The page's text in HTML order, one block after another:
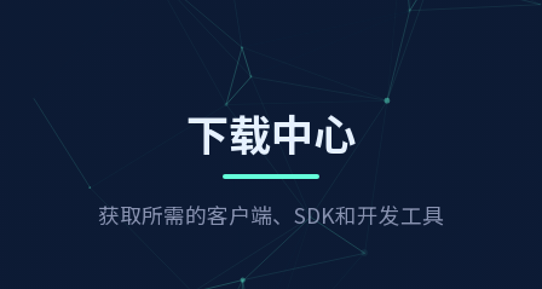
下载中心
获取所需的客户端、SDK和开发工具